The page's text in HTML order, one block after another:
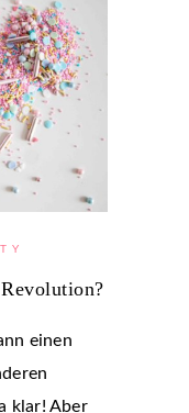
einen
klar! Aber